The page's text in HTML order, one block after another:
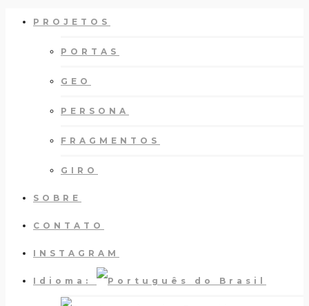
PROJETOS
PORTAS
GEO
PERSONA
FRAGMENTOS
GIRO
SOBRE
CONTATO
INSTAGRAM
Idioma: